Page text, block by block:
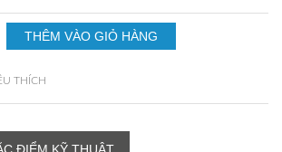
THÍCH
ĐIỂM KỸ THUẬT